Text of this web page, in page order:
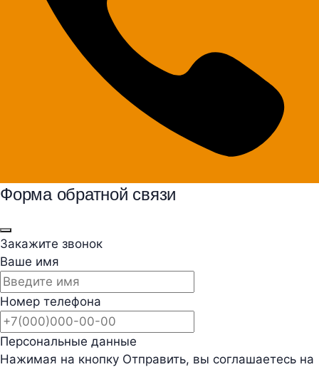
Форма обратной связи
Закажите звонок
Ваше имя
Номер телефона
Персональные данные
Нажимая на кнопку Отправить, вы соглашаетесь на